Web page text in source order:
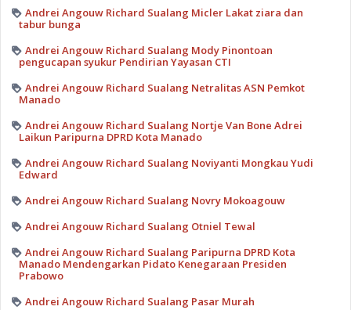
Andrei Angouw Richard Sualang Micler Lakat ziara dan
tabur bunga
Andrei Angouw Richard Sualang Mody Pinontoan
pengucapan syukur Pendirian Yayasan CTI
Andrei Angouw Richard Sualang Netralitas ASN Pemkot
Manado
Andrei Angouw Richard Sualang Nortje Van Bone Adrei
Laikun Paripurna DPRD Kota Manado
Andrei Angouw Richard Sualang Noviyanti Mongkau Yudi
Edward
Andrei Angouw Richard Sualang Novry Mokoagouw
Andrei Angouw Richard Sualang Otniel Tewal
Andrei Angouw Richard Sualang Paripurna DPRD Kota
Manado Mendengarkan Pidato Kenegaraan Presiden
Prabowo
Andrei Angouw Richard Sualang Pasar Murah